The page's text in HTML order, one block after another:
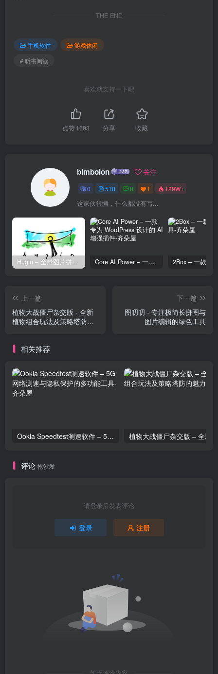
THE END
手机软件
游戏休闲
# 听书阅读
喜欢就支持一下吧
点赞1693 分享 收藏
blmbolon 关注
0 518 0 1 129W+
这家伙很懒，什么都没有写...
Hugin – 全景图片拼接工具 Core AI Power – 一款专为 WordPress 设计的 AI 增强插件
上一篇
植物大战僵尸杂交版 - 全新
植物组合玩法及策略塔防的
下一篇
图叨叨 - 专注极简长拼图与
图片编辑的绿色工具
相关推荐
Ookla Speedtest测速软件 – 5G网络测速与隐私保护的多功能工具
评论 抢沙发
请登录后发表评论
登录 注册